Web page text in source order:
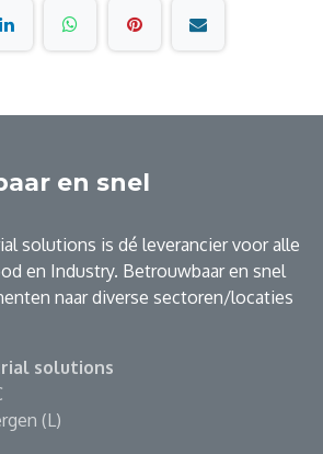
en snel
solutions is dé leverancier voor alle
en Industry. Betrouwbaar en snel
naar diverse sectoren/locaties
solutions
(L)